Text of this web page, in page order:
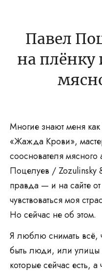
Павел
на плёнку
Многие знают меня
«Жажда Крови»,
сооснователя
Поцелуев / Zozulinsky
правда — и на сайте
чувствоваться моя
Но сейчас не об этом.
Я люблю снимать всё,
быть люди, или
которые сейчас есть,